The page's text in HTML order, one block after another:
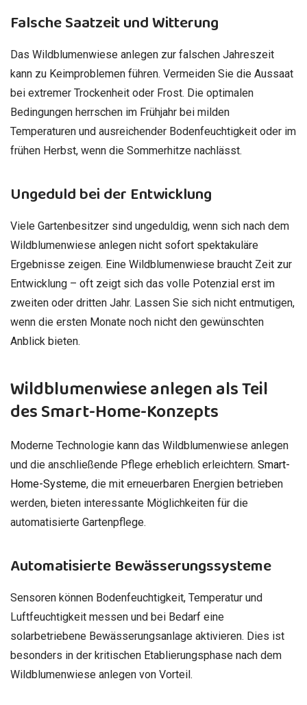
Falsche Saatzeit und Witterung
Das Wildblumenwiese anlegen zur falschen Jahreszeit
kann zu Keimproblemen führen. Vermeiden Sie die Aussaat
bei extremer Trockenheit oder Frost. Die optimalen
Bedingungen herrschen im Frühjahr bei milden
Temperaturen und ausreichender Bodenfeuchtigkeit oder im
frühen Herbst, wenn die Sommerhitze nachlässt.
Ungeduld bei der Entwicklung
Viele Gartenbesitzer sind ungeduldig, wenn sich nach dem
Wildblumenwiese anlegen nicht sofort spektakuläre
Ergebnisse zeigen. Eine Wildblumenwiese braucht Zeit zur
Entwicklung – oft zeigt sich das volle Potenzial erst im
zweiten oder dritten Jahr. Lassen Sie sich nicht entmutigen,
wenn die ersten Monate noch nicht den gewünschten
Anblick bieten.
Wildblumenwiese anlegen als Teil
des Smart-Home-Konzepts
Moderne Technologie kann das Wildblumenwiese anlegen
und die anschließende Pflege erheblich erleichtern. Smart-
Home-Systeme, die mit erneuerbaren Energien betrieben
werden, bieten interessante Möglichkeiten für die
automatisierte Gartenpflege.
Automatisierte Bewässerungssysteme
Sensoren können Bodenfeuchtigkeit, Temperatur und
Luftfeuchtigkeit messen und bei Bedarf eine
solarbetriebene Bewässerungsanlage aktivieren. Dies ist
besonders in der kritischen Etablierungsphase nach dem
Wildblumenwiese anlegen von Vorteil.